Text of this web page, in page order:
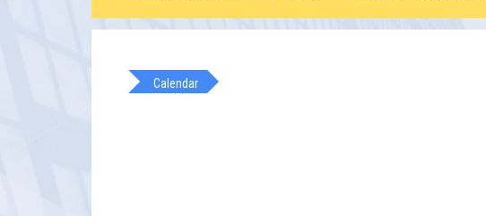
Calendar